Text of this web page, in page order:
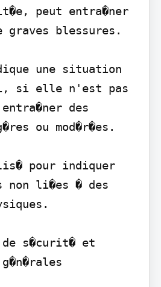
peut entra�ner
graves blessures.
une situation
si elle n'est pas
des
ou mod�r�es.
pour indiquer
non li�es � des
s�curit� et